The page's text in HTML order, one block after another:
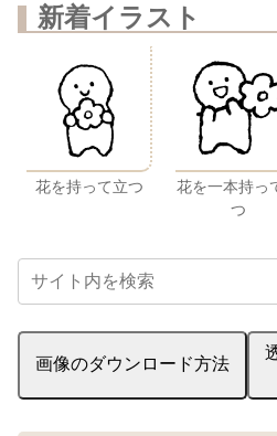
新着イラスト
花を持って立つ
花を一本持っ
つ
画像のダウンロード方法